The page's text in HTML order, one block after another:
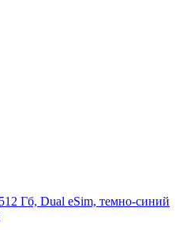
Гб, Dual eSim, темно-синий